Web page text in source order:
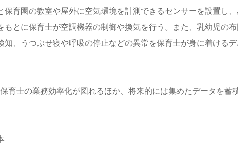
保育園の教室や屋外に空気環境を計測できるセンサーを設置し
もとに保育士が空調機器の制御や換気を行う。また、乳幼児の
知、うつぶせ寝や呼吸の停止などの異常を保育士が身に着ける
育士の業務効率化が図れるほか、将来的には集めたデータを蓄